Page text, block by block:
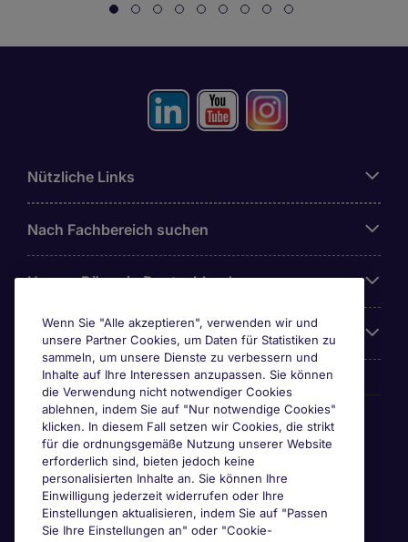
Nützliche Links
Nach Fachbereich suchen
Unsere Büros in Deutschland
Über Michael Page
Awards & Zertifizierungen
Wenn Sie "Alle akzeptieren", verwenden wir und
unsere Partner Cookies, um Daten für Statistiken zu
sammeln, um unsere Dienste zu verbessern und
Inhalte auf Ihre Interessen anzupassen. Sie können
die Verwendung nicht notwendiger Cookies
ablehnen, indem Sie auf "Nur notwendige Cookies"
klicken. In diesem Fall setzen wir Cookies, die strikt
für die ordnungsgemäße Nutzung unserer Website
erforderlich sind, bieten jedoch keine
personalisierten Inhalte an. Sie können Ihre
Einwilligung jederzeit widerrufen oder Ihre
Einstellungen aktualisieren, indem Sie auf "Passen
Sie Ihre Einstellungen an" oder "Cookie-